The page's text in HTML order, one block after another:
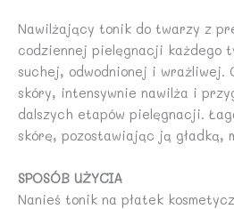
Nawilżający tonik do twarzy z
codziennej pielęgnacji każdego
suchej, odwodnionej i wrażliwej.
skóry, intensywnie nawilża i
dalszych etapów pielęgnacji.
skórę, pozostawiając ją gładką,
SPOSÓB UŻYCIA
Nanieś tonik na płatek